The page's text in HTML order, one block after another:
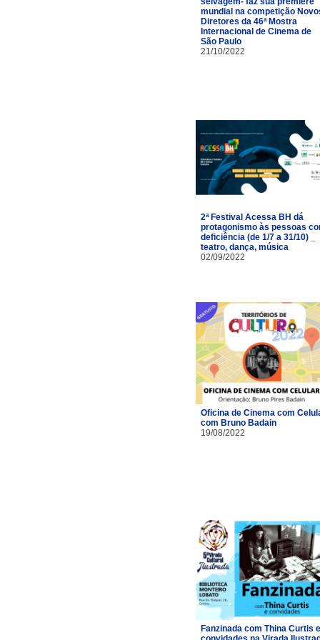
mundial na competição
Diretores da 46ª Mostra
Internacional de Cinema de
São Paulo
21/10/2022
2ª Festival Acessa BH dá
protagonismo às pessoas
deficiência (de 1/7 a 31/10) _
teatro, dança, música
02/09/2022
Oficina de Cinema com
com Bruno Badain
19/08/2022
Fanzinada com Thina Curtis e